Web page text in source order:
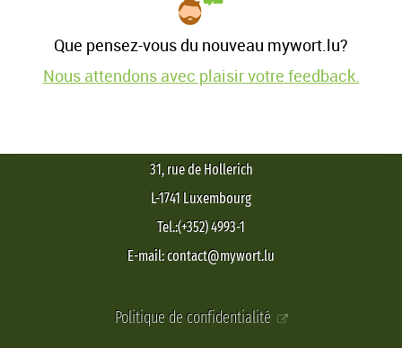
Que pensez-vous du nouveau mywort.lu?
Nous attendons avec plaisir votre feedback.
31, rue de Hollerich
L-1741 Luxembourg
Tel.:(+352) 4993-1
E-mail: contact@mywort.lu
Politique de confidentialité